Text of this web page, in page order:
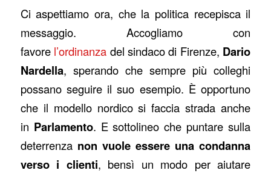
Ci aspettiamo ora, che la politica recepisca il
messaggio. Accogliamo con
favore l’ordinanza del sindaco di Firenze, Dario
Nardella, sperando che sempre più colleghi
possano seguire il suo esempio. È opportuno
che il modello nordico si faccia strada anche
in Parlamento. E sottolineo che puntare sulla
deterrenza non vuole essere una condanna
verso i clienti, bensì un modo per aiutare